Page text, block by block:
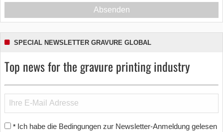
Absenden
SPECIAL NEWSLETTER GRAVURE GLOBAL
Top news for the gravure printing industry
* Ich habe die Bedingungen zur Newsletter-Anmeldung gelesen